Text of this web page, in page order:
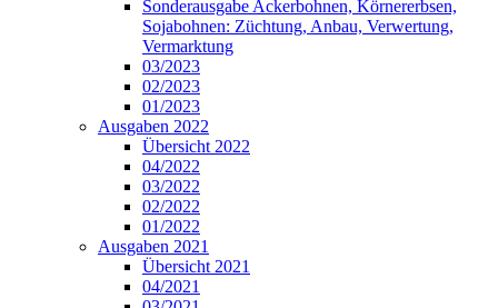
Sonderausgabe Ackerbohnen, Körnererbsen,
Sojabohnen: Züchtung, Anbau, Verwertung,
Vermarktung
03/2023
02/2023
01/2023
Ausgaben 2022
Übersicht 2022
04/2022
03/2022
02/2022
01/2022
Ausgaben 2021
Übersicht 2021
04/2021